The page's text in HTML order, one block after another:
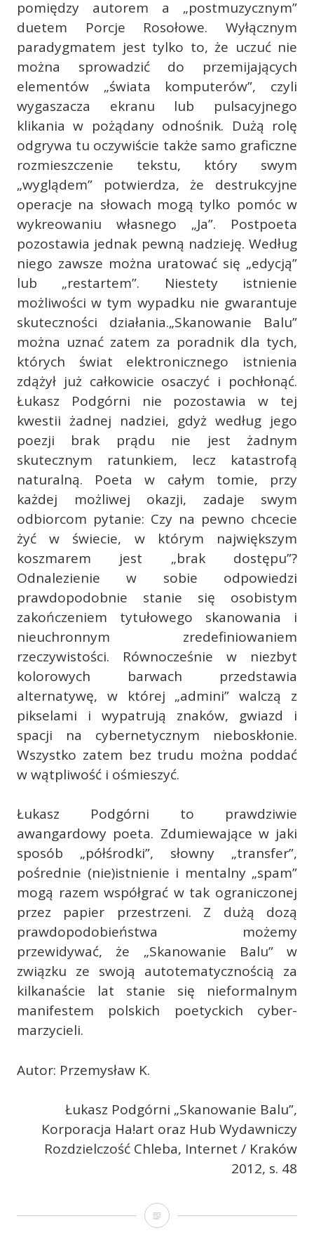
pomiędzy autorem a „postmuzycznym”
duetem Porcje Rosołowe. Wyłącznym
paradygmatem jest tylko to, że uczuć nie
można sprowadzić do przemijających
elementów „świata komputerów”, czyli
wygaszacza ekranu lub pulsacyjnego
klikania w pożądany odnośnik. Dużą rolę
odgrywa tu oczywiście także samo graficzne
rozmieszczenie tekstu, który swym
„wyglądem” potwierdza, że destrukcyjne
operacje na słowach mogą tylko pomóc w
wykreowaniu własnego „Ja”. Postpoeta
pozostawia jednak pewną nadzieję. Według
niego zawsze można uratować się „edycją”
lub „restartem”. Niestety istnienie
możliwości w tym wypadku nie gwarantuje
skuteczności działania.„Skanowanie Balu”
można uznać zatem za poradnik dla tych,
których świat elektronicznego istnienia
zdążył już całkowicie osaczyć i pochłonąć.
Łukasz Podgórni nie pozostawia w tej
kwestii żadnej nadziei, gdyż według jego
poezji brak prądu nie jest żadnym
skutecznym ratunkiem, lecz katastrofą
naturalną. Poeta w całym tomie, przy
każdej możliwej okazji, zadaje swym
odbiorcom pytanie: Czy na pewno chcecie
żyć w świecie, w którym największym
koszmarem jest „brak dostępu”?
Odnalezienie w sobie odpowiedzi
prawdopodobnie stanie się osobistym
zakończeniem tytułowego skanowania i
nieuchronnym zredefiniowaniem
rzeczywistości. Równocześnie w niezbyt
kolorowych barwach przedstawia
alternatywę, w której „admini” walczą z
pikselami i wypatrują znaków, gwiazd i
spacji na cybernetycznym nieboskłonie.
Wszystko zatem bez trudu można poddać
w wątpliwość i ośmieszyć.
Łukasz Podgórni to prawdziwie
awangardowy poeta. Zdumiewające w jaki
sposób „półśrodki”, słowny „transfer”,
pośrednie (nie)istnienie i mentalny „spam”
mogą razem współgrać w tak ograniczonej
przez papier przestrzeni. Z dużą dozą
prawdopodobieństwa możemy
przewidywać, że „Skanowanie Balu” w
związku ze swoją autotematycznością za
kilkanaście lat stanie się nieformalnym
manifestem polskich poetyckich cyber-
marzycieli.
Autor: Przemysław K.
Łukasz Podgórni „Skanowanie Balu”,
Korporacja Ha!art oraz Hub Wydawniczy
Rozdzielczość Chleba, Internet / Kraków
2012, s. 48
Research